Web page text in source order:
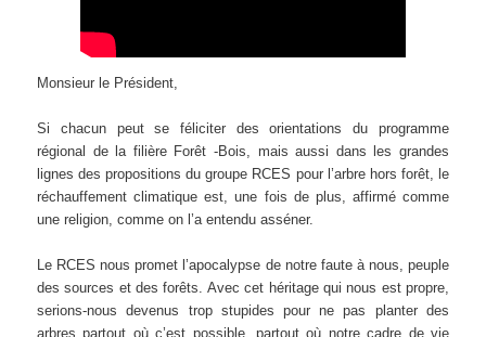
Monsieur le Président,
Si chacun peut se féliciter des orientations du programme
régional de la filière Forêt -Bois, mais aussi dans les grandes
lignes des propositions du groupe RCES pour l’arbre hors forêt, le
réchauffement climatique est, une fois de plus, affirmé comme
une religion, comme on l’a entendu asséner.
Le RCES nous promet l’apocalypse de notre faute à nous, peuple
des sources et des forêts. Avec cet héritage qui nous est propre,
serions-nous devenus trop stupides pour ne pas planter des
arbres partout où c’est possible, partout où notre cadre de vie